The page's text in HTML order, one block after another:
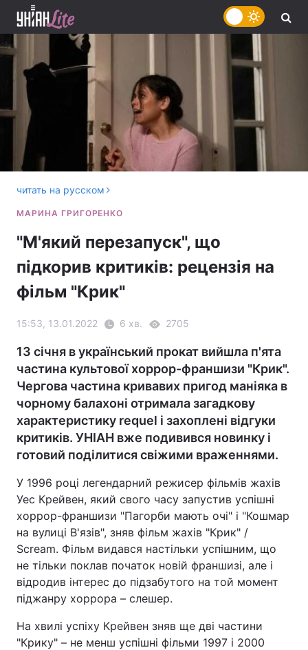
читать на русском
"М'який перезапуск", що
підкорив критиків: рецензія на
фільм "Крик"
15:53, 13.01.2022 6 хв. 2705
13 січня в український прокат вийшла п'ята
частина культової хоррор-франшизи "Крик".
Чергова частина кривавих пригод маніяка в
чорному балахоні отримала загадкову
характеристику requel і захоплені відгуки
критиків. УНІАН вже подивився новинку і
готовий поділитися свіжими враженнями.
У 1996 році легендарний режисер фільмів жахів
Уес Крейвен, який свого часу запустив успішні
хоррор-франшизи "Пагорби мають очі" і "Кошмар
на вулиці В'язів", зняв фільм жахів "Крик" /
Scream. Фільм видався настільки успішним, що
не тільки поклав початок новій франшизі, але і
відродив інтерес до підзабутого на той момент
піджанру хоррора – слешер.
На хвилі успіху Крейвен зняв ще дві частини
"Крику" – не менш успішні фільми 1997 і 2000